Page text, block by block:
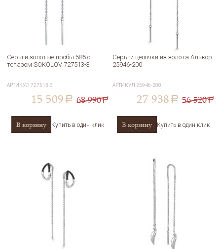
Серьги золотые пробы 585 с
топазом SOKOLOV 727513-3
АРТИКУЛ727513-3
15 509 a 68 990a
В корзину Купить в один клик
Серьги цепочки из золота Алькор
25946-200
АРТИКУЛ 25946-200
27 938 a 56 520a
В корзину Купить в один клик